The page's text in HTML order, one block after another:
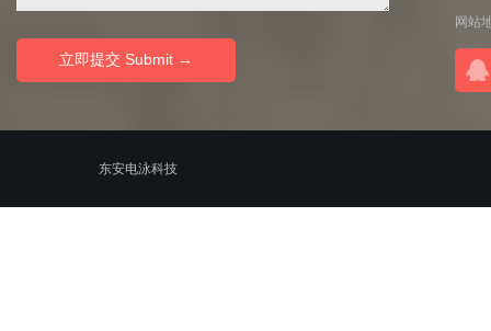
网站
东安电泳科技